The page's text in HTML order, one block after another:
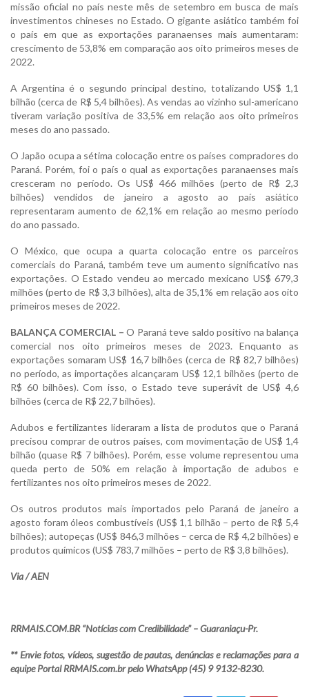
missão oficial no país neste mês de setembro em busca de mais
investimentos chineses no Estado. O gigante asiático também foi
o país em que as exportações paranaenses mais aumentaram:
crescimento de 53,8% em comparação aos oito primeiros meses de
2022.
A Argentina é o segundo principal destino, totalizando US$ 1,1
bilhão (cerca de R$ 5,4 bilhões). As vendas ao vizinho sul-americano
tiveram variação positiva de 33,5% em relação aos oito primeiros
meses do ano passado.
O Japão ocupa a sétima colocação entre os países compradores do
Paraná. Porém, foi o país o qual as exportações paranaenses mais
cresceram no período. Os US$ 466 milhões (perto de R$ 2,3
bilhões) vendidos de janeiro a agosto ao país asiático
representaram aumento de 62,1% em relação ao mesmo período
do ano passado.
O México, que ocupa a quarta colocação entre os parceiros
comerciais do Paraná, também teve um aumento significativo nas
exportações. O Estado vendeu ao mercado mexicano US$ 679,3
milhões (perto de R$ 3,3 bilhões), alta de 35,1% em relação aos oito
primeiros meses de 2022.
BALANÇA COMERCIAL – O Paraná teve saldo positivo na balança
comercial nos oito primeiros meses de 2023. Enquanto as
exportações somaram US$ 16,7 bilhões (cerca de R$ 82,7 bilhões)
no período, as importações alcançaram US$ 12,1 bilhões (perto de
R$ 60 bilhões). Com isso, o Estado teve superávit de US$ 4,6
bilhões (cerca de R$ 22,7 bilhões).
Adubos e fertilizantes lideraram a lista de produtos que o Paraná
precisou comprar de outros países, com movimentação de US$ 1,4
bilhão (quase R$ 7 bilhões). Porém, esse volume representou uma
queda perto de 50% em relação à importação de adubos e
fertilizantes nos oito primeiros meses de 2022.
Os outros produtos mais importados pelo Paraná de janeiro a
agosto foram óleos combustíveis (US$ 1,1 bilhão – perto de R$ 5,4
bilhões); autopeças (US$ 846,3 milhões – cerca de R$ 4,2 bilhões) e
produtos químicos (US$ 783,7 milhões – perto de R$ 3,8 bilhões).
Via / AEN
RRMAIS.COM.BR “Notícias com Credibilidade” – Guaraniaçu-Pr.
** Envie fotos, vídeos, sugestão de pautas, denúncias e reclamações para a
equipe Portal RRMAIS.com.br pelo WhatsApp (45) 9 9132-8230.